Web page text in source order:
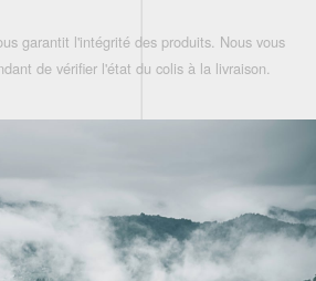
garantit l'intégrité des produits. Nous vous
de vérifier l'état du colis à la livraison.